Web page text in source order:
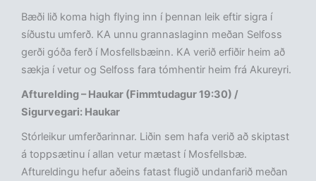
Bæði lið koma high flying inn í þennan leik eftir sigra í
síðustu umferð. KA unnu grannaslaginn meðan Selfoss
gerði góða ferð í Mosfellsbæinn. KA verið erfiðir heim að
sækja í vetur og Selfoss fara tómhentir heim frá Akureyri.
Afturelding – Haukar (Fimmtudagur 19:30) /
Sigurvegari: Haukar
Stórleikur umferðarinnar. Liðin sem hafa verið að skiptast
á toppsætinu í allan vetur mætast í Mosfellsbæ.
Aftureldingu hefur aðeins fatast flugið undanfarið meðan